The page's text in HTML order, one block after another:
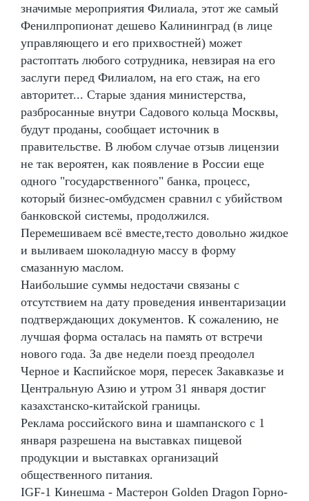
значимые мероприятия Филиала, этот же самый
Фенилпропионат дешево Калининград (в лице
управляющего и его прихвостней) может
растоптать любого сотрудника, невзирая на его
заслуги перед Филиалом, на его стаж, на его
авторитет... Старые здания министерства,
разбросанные внутри Садового кольца Москвы,
будут проданы, сообщает источник в
правительстве. В любом случае отзыв лицензии
не так вероятен, как появление в России еще
одного "государственного" банка, процесс,
который бизнес-омбудсмен сравнил с убийством
банковской системы, продолжился.
Перемешиваем всё вместе,тесто довольно жидкое
и выливаем шоколадную массу в форму
смазанную маслом.
Наибольшие суммы недостачи связаны с
отсутствием на дату проведения инвентаризации
подтверждающих документов. К сожалению, не
лучшая форма осталась на память от встречи
нового года. За две недели поезд преодолел
Черное и Каспийское моря, пересек Закавказье и
Центральную Азию и утром 31 января достиг
казахстанско-китайской границы.
Реклама российского вина и шампанского с 1
января разрешена на выставках пищевой
продукции и выставках организаций
общественного питания.
IGF-1 Кинешма - Мастерон Golden Dragon Горно-